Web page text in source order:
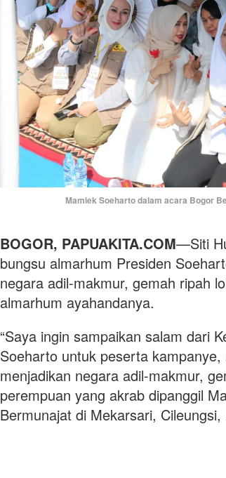
o
n
e
s
i
a
A
k
a
n
J
e
g
a
r
a
d
i
l
M
a
m
Mamiek Soeharto dalam acara Bogor
BOGOR, PAPUAKITA.COM—Siti
bungsu almarhum Presiden
negara adil-makmur, gemah ripah
almarhum ayahandanya.
“Saya ingin sampaikan salam dari
Soeharto untuk peserta
menjadikan negara adil-makmur,
perempuan yang akrab dipanggil
Bermunajat di Mekarsari,